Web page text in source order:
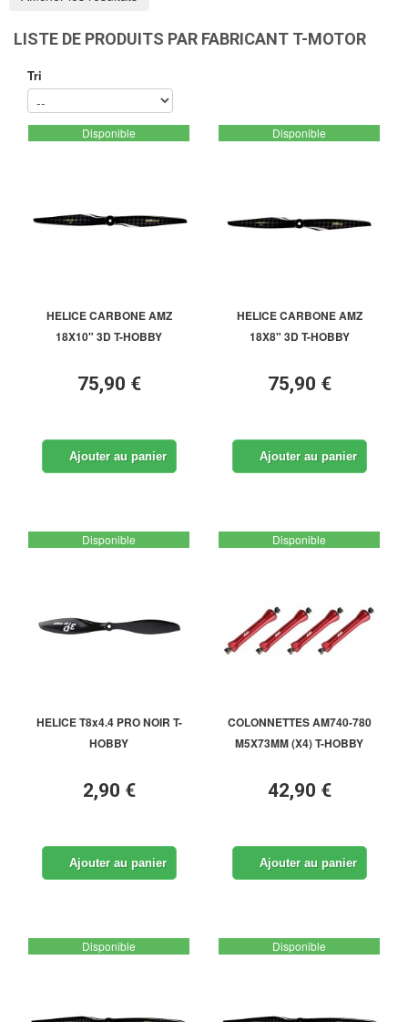
LISTE DE PRODUITS PAR FABRICANT T-MOTOR
Tri
Disponible
HELICE CARBONE AMZ
18X10" 3D T-HOBBY
75,90 €
Ajouter au panier
Disponible
HELICE CARBONE AMZ
18X8" 3D T-HOBBY
75,90 €
Ajouter au panier
Disponible
HELICE T8x4.4 PRO NOIR T-
HOBBY
2,90 €
Ajouter au panier
Disponible
COLONNETTES AM740-780
M5X73MM (X4) T-HOBBY
42,90 €
Ajouter au panier
Disponible Disponible